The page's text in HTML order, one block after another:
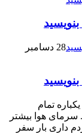
28 دسامبر
و به یکباره تمام
هوا بیشتر
داری بار سفر